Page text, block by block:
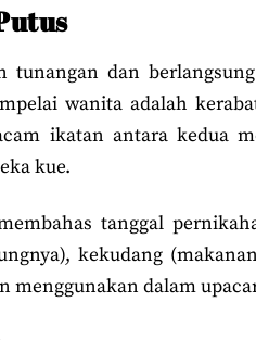
dan
wanita adalah
ikatan antara kedua
kue.
tanggal
kekudang
menggunakan dalam